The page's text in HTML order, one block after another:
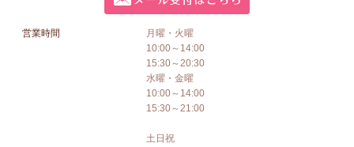
営業時間
月曜・火曜
10:00～14:00
15:30～20:30
水曜・金曜
10:00～14:00
15:30～21:00
土日祝